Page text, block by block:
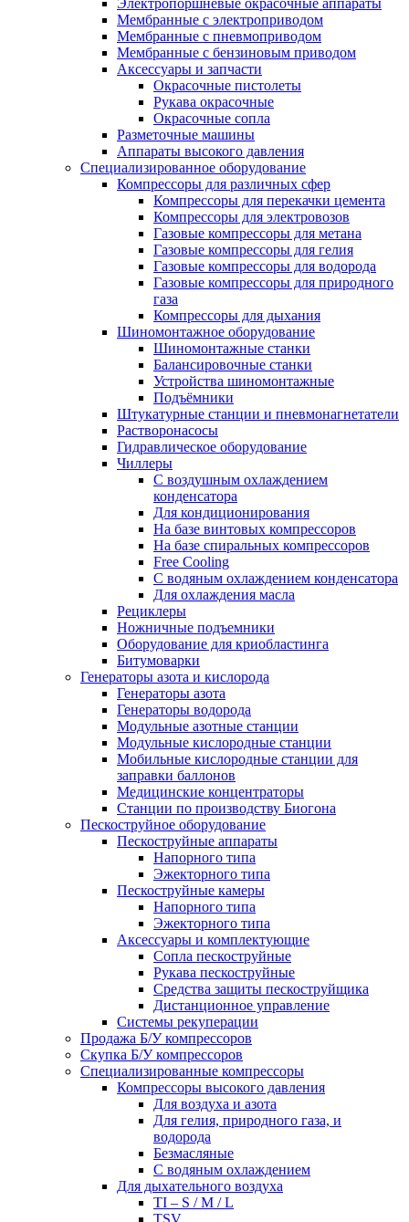
Электропоршневые окрасочные аппараты
Мембранные с электроприводом
Мембранные с пневмоприводом
Мембранные с бензиновым приводом
Аксессуары и запчасти
Окрасочные пистолеты
Рукава окрасочные
Окрасочные сопла
Разметочные машины
Аппараты высокого давления
Специализированное оборудование
Компрессоры для различных сфер
Компрессоры для перекачки цемента
Компрессоры для электровозов
Газовые компрессоры для метана
Газовые компрессоры для гелия
Газовые компрессоры для водорода
Газовые компрессоры для природного
газа
Компрессоры для дыхания
Шиномонтажное оборудование
Шиномонтажные станки
Балансировочные станки
Устройства шиномонтажные
Подъёмники
Штукатурные станции и пневмонагнетатели
Растворонасосы
Гидравлическое оборудование
Чиллеры
С воздушным охлаждением
конденсатора
Для кондиционирования
На базе винтовых компрессоров
На базе спиральных компрессоров
Free Cooling
С водяным охлаждением конденсатора
Для охлаждения масла
Рециклеры
Ножничные подъемники
Оборудование для криобластинга
Битумоварки
Генераторы азота и кислорода
Генераторы азота
Генераторы водорода
Модульные азотные станции
Модульные кислородные станции
Мобильные кислородные станции для
заправки баллонов
Медицинские концентраторы
Станции по производству Биогона
Пескоструйное оборудование
Пескоструйные аппараты
Напорного типа
Эжекторного типа
Пескоструйные камеры
Напорного типа
Эжекторного типа
Аксессуары и комплектующие
Сопла пескоструйные
Рукава пескоструйные
Средства защиты пескоструйщика
Дистанционное управление
Системы рекуперации
Продажа Б/У компрессоров
Скупка Б/У компрессоров
Специализированные компрессоры
Компрессоры высокого давления
Для воздуха и азота
Для гелия, природного газа, и
водорода
Безмасляные
С водяным охлаждением
Для дыхательного воздуха
TI – S / M / L
TSV